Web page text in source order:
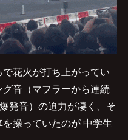
花火が打ち上がってい
音（マフラーから連続
発音）の迫力が凄く、そ
操っていたのが 中学生